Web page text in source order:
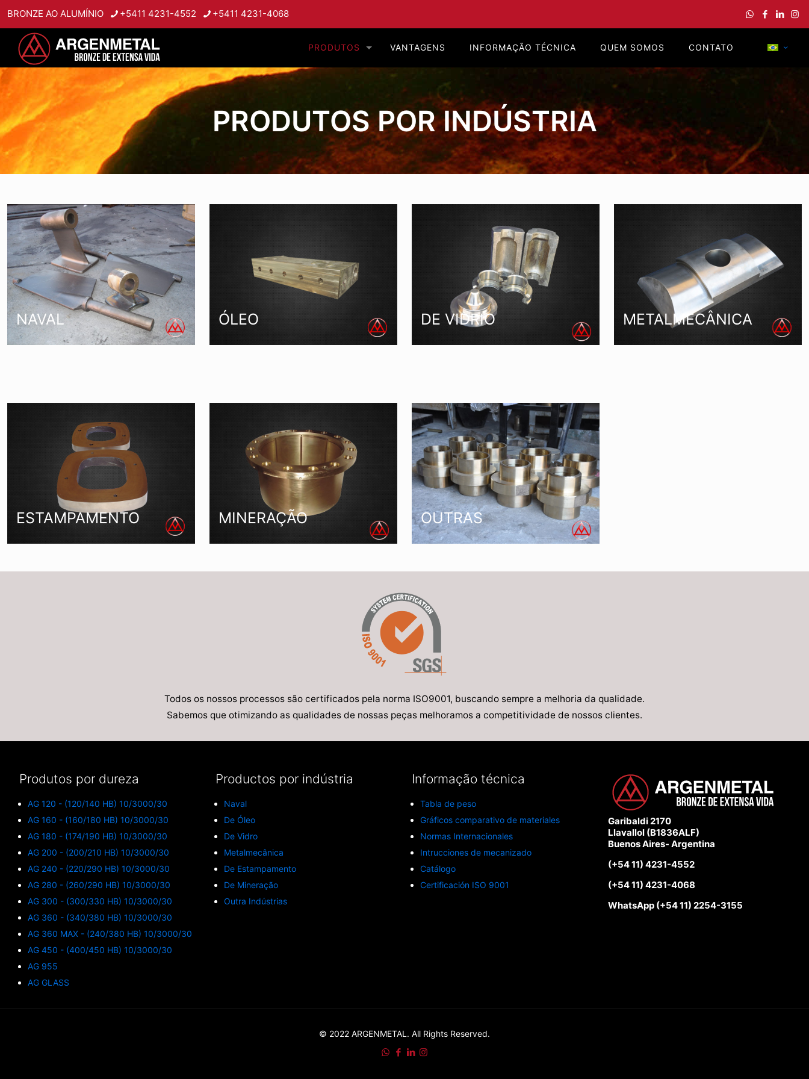
BRONZE AO ALUMÍNIO +5411 4231-4552 +5411 4231-4068
PRODUTOS VANTAGENS INFORMAÇÃO TÉCNICA QUEM SOMOS CONTATO
PRODUTOS POR INDÚSTRIA
NAVAL ÓLEO DE VIDRIO METALMECÂNICA
ESTAMPAMENTO MINERAÇÃO OUTRAS
Todos os nossos processos são certificados pela norma ISO9001, buscando sempre a melhoria da qualidade.
Sabemos que otimizando as qualidades de nossas peças melhoramos a competitividade de nossos clientes.
Produtos por dureza
AG 120 - (120/140 HB) 10/3000/30
AG 160 - (160/180 HB) 10/3000/30
AG 180 - (174/190 HB) 10/3000/30
AG 200 - (200/210 HB) 10/3000/30
AG 240 - (220/290 HB) 10/3000/30
AG 280 - (260/290 HB) 10/3000/30
AG 300 - (300/330 HB) 10/3000/30
AG 360 - (340/380 HB) 10/3000/30
AG 360 MAX - (240/380 HB) 10/3000/30
AG 450 - (400/450 HB) 10/3000/30
AG 955
AG GLASS
Productos por indústria
Naval
De Óleo
De Vidro
Metalmecânica
De Estampamento
De Mineração
Outra Indústrias
Informação técnica
Tabla de peso
Gráficos comparativo de materiales
Normas Internacionales
Intrucciones de mecanizado
Catálogo
Certificación ISO 9001
Garibaldi 2170
Llavallol (B1836ALF)
Buenos Aires- Argentina
(+54 11) 4231-4552
(+54 11) 4231-4068
WhatsApp (+54 11) 2254-3155
© 2022 ARGENMETAL. All Rights Reserved.